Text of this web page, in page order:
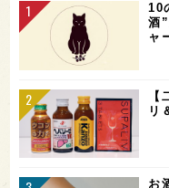
10
酒
ャ
リ
お